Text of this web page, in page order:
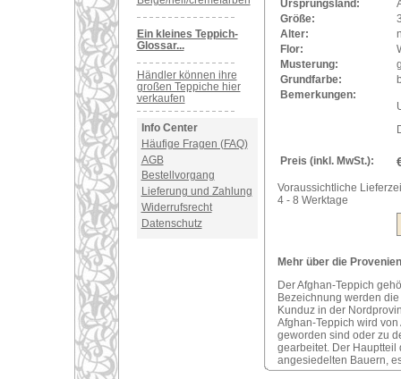
Ein kleines Teppich-
Glossar...
Händler können ihre
großen Teppiche hier
verkaufen
Info Center
Häufige Fragen (FAQ)
AGB
Bestellvorgang
Lieferung und Zahlung
Widerrufsrecht
Datenschutz
Ursprungsland:
Größe:
Alter:
Flor:
Musterung:
Grundfarbe:
Bemerkungen:
Preis (inkl. MwSt.):
Voraussichtliche
4 - 8 Werktage
Mehr über die
Der Afghan-Teppich
Bezeichnung werden
Kunduz in der
Afghan-Teppich wird
geworden sind oder zu
gearbeitet. Der Hauptteil
angesiedelten Bauern,